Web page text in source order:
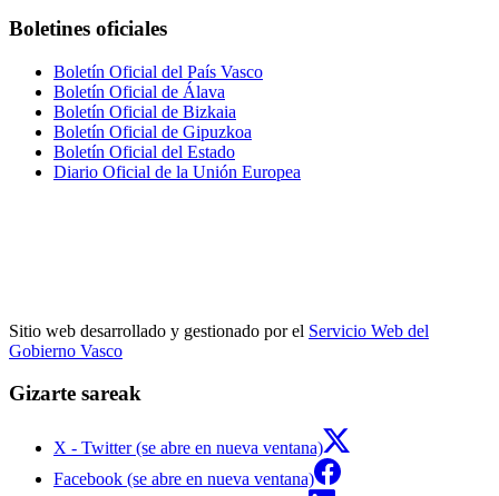
Boletines oficiales
Boletín Oficial del País Vasco
Boletín Oficial de Álava
Boletín Oficial de Bizkaia
Boletín Oficial de Gipuzkoa
Boletín Oficial del Estado
Diario Oficial de la Unión Europea
Sitio web desarrollado y gestionado por el Servicio Web del
Gobierno Vasco
Gizarte sareak
X - Twitter (se abre en nueva ventana)
Facebook (se abre en nueva ventana)